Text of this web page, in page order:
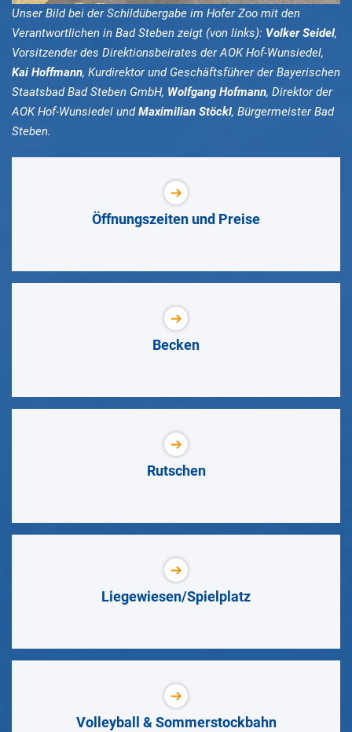
Unser Bild bei der Schildübergabe im Hofer Zoo mit den
Verantwortlichen in Bad Steben zeigt (von links): Volker Seidel,
Vorsitzender des Direktionsbeirates der AOK Hof-Wunsiedel,
Kai Hoffmann, Kurdirektor und Geschäftsführer der Bayerischen
Staatsbad Bad Steben GmbH, Wolfgang Hofmann, Direktor der
AOK Hof-Wunsiedel undMaximilian Stöckl, Bürgermeister Bad
Steben.
Öffnungszeiten und Preise
Becken
Rutschen
Liegewiesen/Spielplatz
Volleyball & Sommerstockbahn